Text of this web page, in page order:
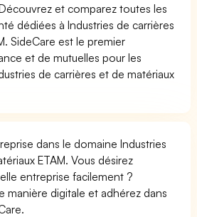
et comparez toutes les
dédiées à Industries de carrières
SideCare est le premier
et de mutuelles pour les
de carrières et de matériaux
dans le domaine Industries
ETAM. Vous désirez
entreprise facilement ?
manière digitale et adhérez dans